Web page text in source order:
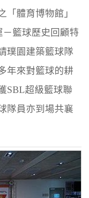
「體育博物館」
－籃球歷史回顧特
璞園建築籃球隊
年來對籃球的耕
SBL超級籃球聯
隊員亦到場共襄